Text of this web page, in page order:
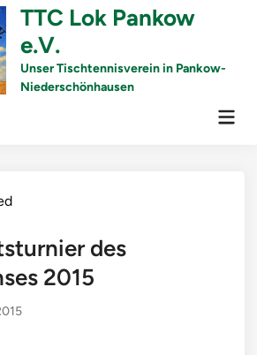
TTC Lok Pankow
e.V.
Unser Tischtennisverein in Pankow-
Niederschönhausen
Main
des
2015